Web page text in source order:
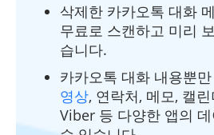
삭제한 카카오톡 대화
무료로 스캔하고 미리
습니다.
카카오톡 대화 내용뿐
영상, 연락처, 메모, 캘
Viber 등 다양한 앱의